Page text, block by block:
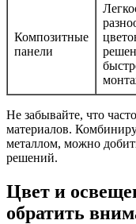
Композитные
панели
Не забывайте, что
материалов.
металлом, можно
решений.
Цвет и
обратить